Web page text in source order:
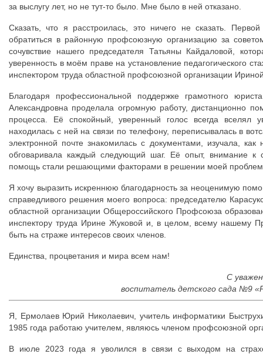
за выслугу лет, но не тут-то было. Мне было в ней отказано.
Сказать, что я расстроилась, это ничего не сказать.
обратиться в районную профсоюзную организацию за
сочувствие нашего председателя Татьяны Кайдаловой,
уверенность в моём праве на установление педагогического
инспектором труда областной профсоюзной организации
Благодаря профессиональной поддержке грамотного
Александровна проделала огромную работу, дистанционно
процесса. Её спокойный, уверенный голос всегда вселял
находилась с ней на связи по телефону, переписывалась в
электронной почте знакомилась с документами, изучала,
обговаривала каждый следующий шаг. Её опыт, внимание к
помощь стали решающими факторами в решении моей
Я хочу выразить искреннюю благодарность за неоценимую
справедливого решения моего вопроса: председателю
областной организации Общероссийского Профсоюза
инспектору труда Ирине Жуковой и, в целом, всему нашему
быть на страже интересов своих членов.
Единства, процветания и мира всем нам!
С
воспитатель детского сада №9
Я, Ермолаев Юрий Николаевич, учитель информатики
1985 года работаю учителем, являюсь членом профсоюзной
В июле 2023 года я уволился в связи с выходом на